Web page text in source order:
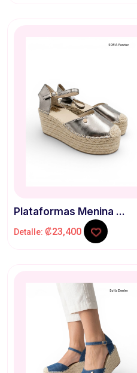
Plataformas Menina ...
Detalle: ₡23,400